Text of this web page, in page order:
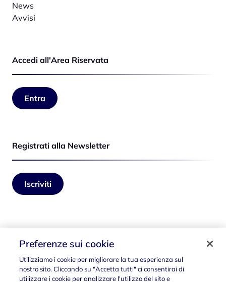
News
Avvisi
Accedi all'Area Riservata
Entra
Registrati alla Newsletter
Iscriviti
Preferenze sui cookie
Utilizziamo i cookie per migliorare la tua esperienza sul
nostro sito. Cliccando su "Accetta tutti" ci consentirai di
utilizzare i cookie per analizzare l'utilizzo del sito e